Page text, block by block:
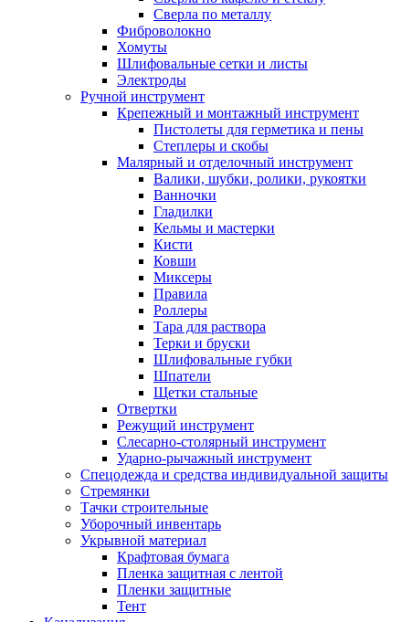
Сверла по металлу
Фиброволокно
Хомуты
Шлифовальные сетки и листы
Электроды
Ручной инструмент
Крепежный и монтажный инструмент
Пистолеты для герметика и пены
Степлеры и скобы
Малярный и отделочный инструмент
Валики, шубки, ролики, рукоятки
Ванночки
Гладилки
Кельмы и мастерки
Кисти
Ковши
Миксеры
Правила
Роллеры
Тара для раствора
Терки и бруски
Шлифовальные губки
Шпатели
Щетки стальные
Отвертки
Режущий инструмент
Слесарно-столярный инструмент
Ударно-рычажный инструмент
Спецодежда и средства индивидуальной защиты
Стремянки
Тачки строительные
Уборочный инвентарь
Укрывной материал
Крафтовая бумага
Пленка защитная с лентой
Пленки защитные
Тент